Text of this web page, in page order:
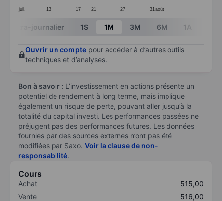
juil. 13 17 21 27 31 août
End of interactive chart.
Intra-journalier 1S 1M 3M 6M 1A
Ouvrir un compte pour accéder à d’autres outils
techniques et d’analyses.
Bon à savoir : L’investissement en actions présente un
potentiel de rendement à long terme, mais implique
également un risque de perte, pouvant aller jusqu’à la
totalité du capital investi. Les performances passées ne
préjugent pas des performances futures. Les données
fournies par des sources externes n’ont pas été
modifiées par Saxo. Voir la clause de non-
responsabilité.
Cours
Achat
515,00
Vente
516,00